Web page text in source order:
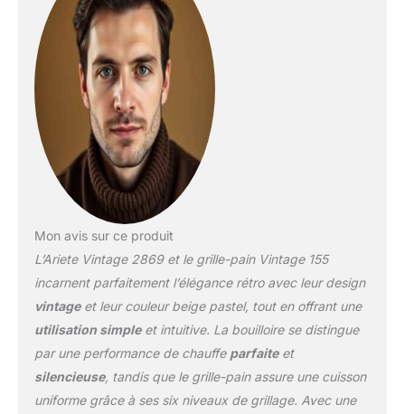
capacité de 1,7 litres et
les 2000 watts de
puissance vous
permettent de porter
l'eau à ébullition en
quelques instants pour
préparer rapidement des
infusions, du thé et des
tisanes produit 1: La
poignée froide et les
bouilloire s'allume via un
automatiquement
lorsque le liquide bout
produit 1: La bouilloire
vintage est bon pour
rapidement et vous
permet de faire des thés
Mon avis sur ce produit
L’Ariete Vintage 2869 et le grille-pain Vintage 155
incarnent parfaitement l’élégance rétro avec leur design
vintageet leur couleur beige pastel, tout en offrant une
utilisation simpleet intuitive. La bouilloire se distingue
par une performance de chauffe parfaiteet
silencieuse, tandis que le grille-pain assure une cuisson
uniforme grâce à ses six niveaux de grillage. Avec une